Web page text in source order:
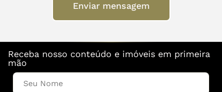
Enviar mensagem
Receba nosso conteúdo e imóveis em primeira
mão